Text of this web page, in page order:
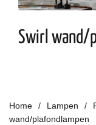
Swirl wand/
Home Lampen
wand/plafondlampen